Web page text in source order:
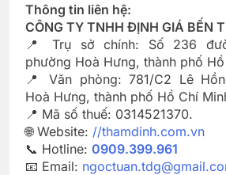
Thông tin liên hệ:
CÔNG TY TNHH ĐỊNH GIÁ BẾN
📍 Trụ sở chính: Số 236
phường Hoà Hưng, thành phố
📍 Văn phòng: 781/C2 Lê
Hoà Hưng, thành phố Hồ Chí
📍 Mã số thuế: 0314521370.
🌐 Website: //thamdinh.com.vn
📞 Hotline: 0909.399.961
📧 Email: